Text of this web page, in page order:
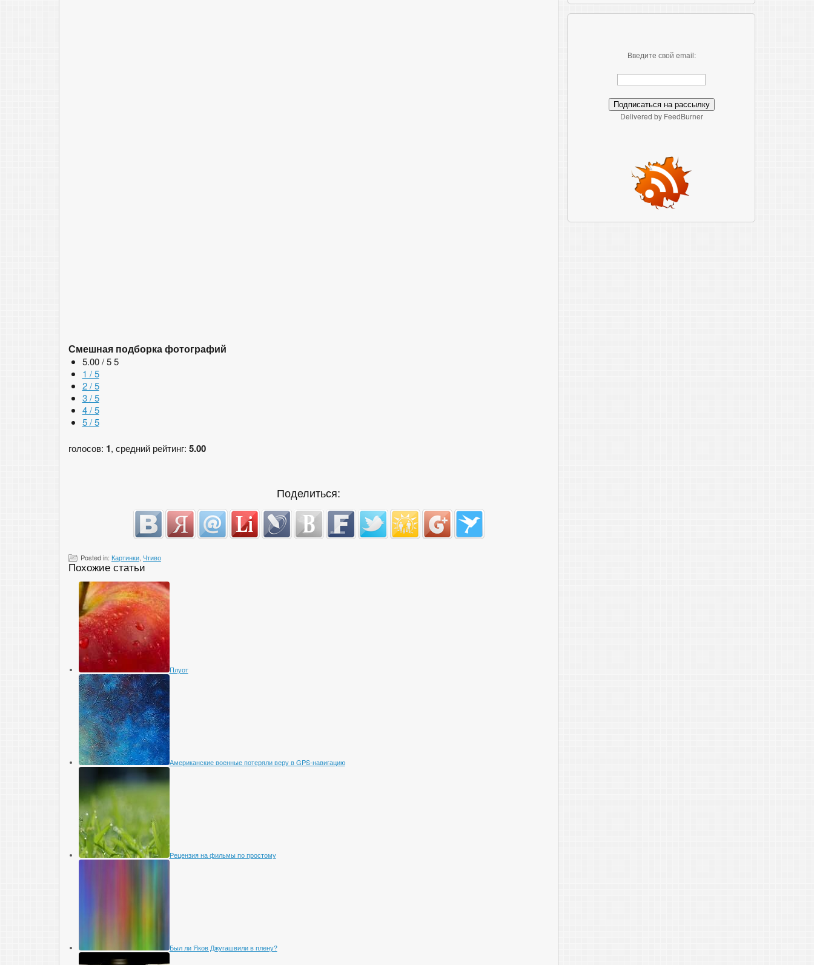
Смешная подборка фотографий
5.00 / 5 5
1 / 5
2 / 5
3 / 5
4 / 5
5 / 5
голосов: 1, средний рейтинг: 5.00
Поделиться:
Posted in: Картинки Чтиво
Похожие статьи
Плуот
Американские военные потеряли веру в GPS-навигацию
Рецензия на фильмы по простому
Был ли Яков Джугашвили в плену?
Введите свой email:
Delivered by FeedBurner